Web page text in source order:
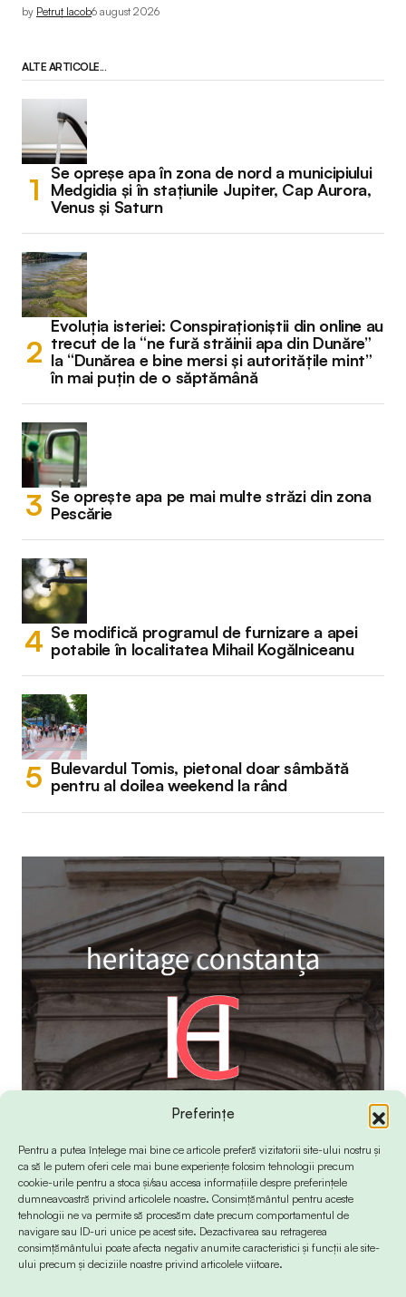
Preferințe
Pentru a putea înțelege mai bine ce articole preferă vizitatorii site-ului nostru și
ca să le putem oferi cele mai bune experiențe folosim tehnologii precum
cookie-urile pentru a stoca și/sau accesa informațiile despre preferințele
dumneavoastră privind articolele noastre. Consimțământul pentru aceste
tehnologii ne va permite să procesăm date precum comportamentul de
navigare sau ID-uri unice pe acest site. Dezactivarea sau retragerea
consimțământului poate afecta negativ anumite caracteristici și funcții ale site-
ului precum și deciziile noastre privind articolele viitoare.
by Petruț Iacob6 august 2026
ALTE ARTICOLE...
Se opreșe apa în zona de nord a municipiului
Medgidia și în stațiunile Jupiter, Cap Aurora,
Venus și Saturn
Evoluția isteriei: Conspiraționiștii din online au
trecut de la “ne fură străinii apa din Dunăre”
la “Dunărea e bine mersi și autoritățile mint”
în mai puțin de o săptămână
Se oprește apa pe mai multe străzi din zona
Pescărie
Se modifică programul de furnizare a apei
potabile în localitatea Mihail Kogălniceanu
Bulevardul Tomis, pietonal doar sâmbătă
pentru al doilea weekend la rând